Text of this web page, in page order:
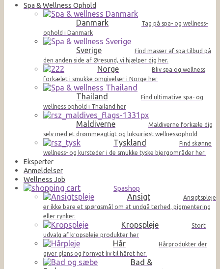
Spa & Wellness Ophold
Danmark
Tag på spa- og wellness-
ophold i Danmark
Sverige
Find masser af spa-tilbud på
den anden side af Øresund, vi hjælper dig her.
Norge
Bliv spa og wellness
forkælet i smukke omgivelser i Norge her
Thailand
Find ultimative spa- og
wellness ophold i Thailand her
Maldiverne
Maldiverne forkæle dig
selv med et drømmeagtigt og luksuriøst wellnessophold
Tyskland
Find skønne
wellness- og kursteder i de smukke tyske bjergområder her.
Eksperter
Anmeldelser
Wellness Job
Spashop
Ansigt
Ansigtspleje
er ikke bare et spørgsmål om at undgå tørhed, pigmentering
eller rynker.
Kropspleje
Stort
udvalg af kropspleje produkter her
Hår
Hårprodukter der
giver glans og fornyet liv til håret her.
Bad &